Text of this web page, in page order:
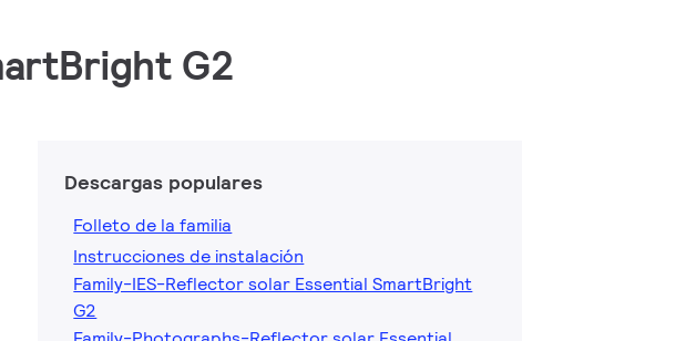
G2
Descargas populares
Folleto de la familia
Instrucciones de instalación
Family-IES-Reflector solar Essential SmartBright
G2